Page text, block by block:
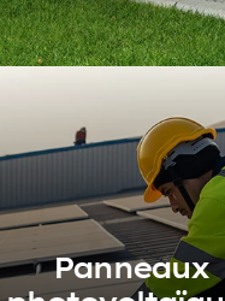
Pompes à
et
Panneaux